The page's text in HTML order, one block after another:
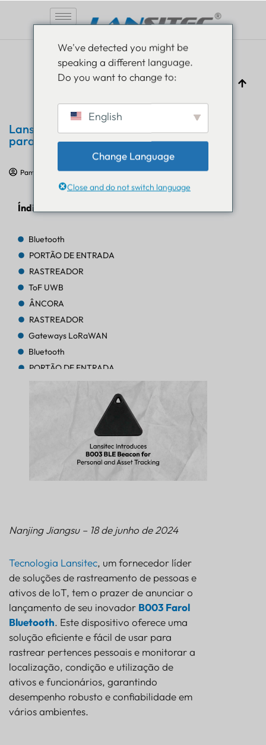
Lansitec apresenta o Beacon B003 BLE
para rastreamento pessoal e de ativos
Pam Luthra 25 de junho de 2024 Comunicado de imprensa
Índice
Bluetooth
PORTÃO DE ENTRADA
RASTREADOR
ToF UWB
ÂNCORA
RASTREADOR
Gateways LoRaWAN
Bluetooth
PORTÃO DE ENTRADA
RASTREADOR
PORTÃO DE ENTRADA
PORTÃO DE ENTRADA
Bluetooth
BALIZA
Nanjing Jiangsu – 18 de junho de 2024
Tecnologia Lansitec, um fornecedor líder
de soluções de rastreamento de pessoas e
ativos de IoT, tem o prazer de anunciar o
lançamento de seu inovador B003 Farol
Bluetooth. Este dispositivo oferece uma
solução eficiente e fácil de usar para
rastrear pertences pessoais e monitorar a
localização, condição e utilização de
ativos e funcionários, garantindo
desempenho robusto e confiabilidade em
vários ambientes.
We've detected you might be
speaking a different language.
Do you want to change to:
English
Change Language
Close and do not switch language